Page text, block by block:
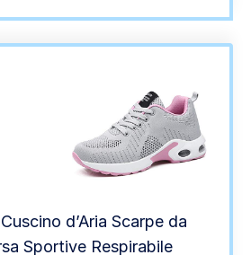
d’Aria Scarpe da
Sportive Respirabile